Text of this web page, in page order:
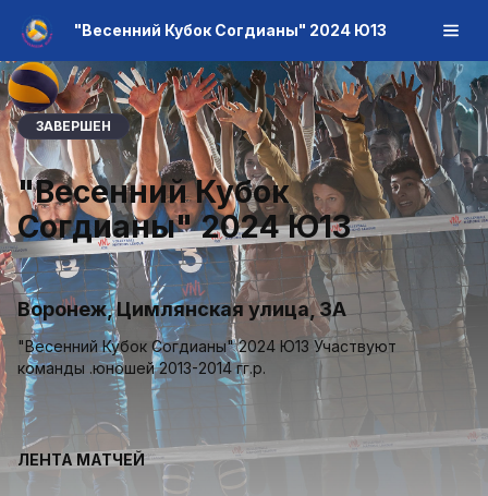
"Весенний Кубок Согдианы" 2024 Ю13
ЗАВЕРШЕН
"Весенний Кубок
Согдианы" 2024 Ю13
Воронеж, Цимлянская улица, 3А
"Весенний Кубок Согдианы" 2024 Ю13 Участвуют
команды .юношей 2013-2014 гг.р.
ЛЕНТА МАТЧЕЙ